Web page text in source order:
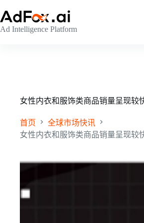
至
内
Ad Intelligence Platform
女性内衣和服饰类商品销量呈现较
首页
全球市场快讯
女性内衣和服饰类商品销量呈现较